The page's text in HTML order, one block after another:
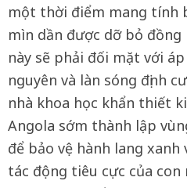
một thời điểm mang tính
mìn dần được dỡ bỏ
này sẽ phải đối mặt với
nguyên và làn sóng định
nhà khoa học khẩn thiết
Angola sớm thành lập
để bảo vệ hành lang
tác động tiêu cực của